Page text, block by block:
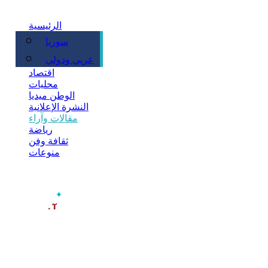
الرئيسية
سوريا
عربي ودولي
اقتصاد
محليات
الوطن ميديا
النشرة الإعلانية
مقالات وآراء
رياضة
ثقافة وفن
منوعات
‫آخر